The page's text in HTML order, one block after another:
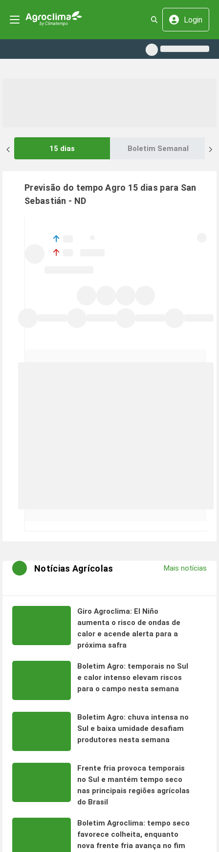
Login
15 dias Boletim Semanal
Previsão do tempo Agro 15 dias para San
Sebastián - ND
Notícias Agrícolas Mais notícias
Giro Agroclima: El Niño
aumenta o risco de ondas de
calor e acende alerta para a
próxima safra
Boletim Agro: temporais no Sul
e calor intenso elevam riscos
para o campo nesta semana
Boletim Agro: chuva intensa no
Sul e baixa umidade desafiam
produtores nesta semana
Frente fria provoca temporais
no Sul e mantém tempo seco
nas principais regiões agrícolas
do Brasil
Boletim Agroclima: tempo seco
favorece colheita, enquanto
nova frente fria avança no fim